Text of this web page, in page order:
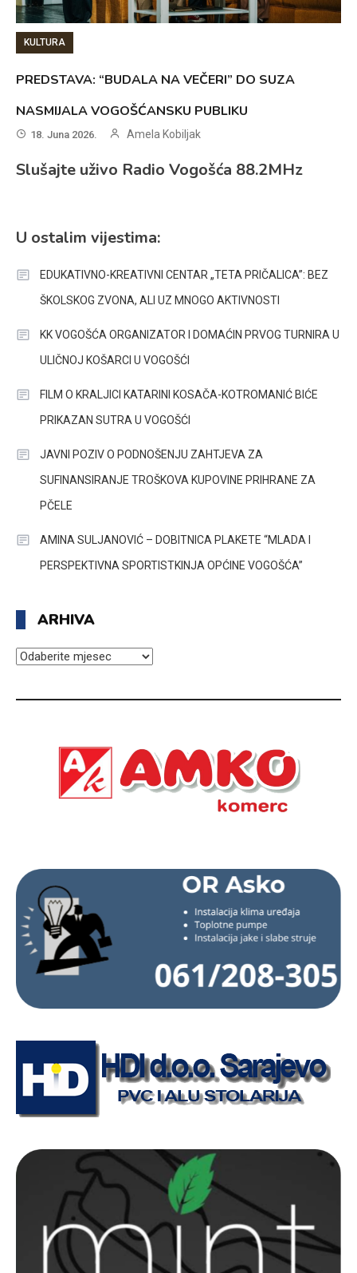
KULTURA
PREDSTAVA: “BUDALA NA VEČERI” DO SUZA
NASMIJALA VOGOŠĆANSKU PUBLIKU
18. Juna 2026. Amela Kobiljak
Slušajte uživo Radio Vogošća 88.2MHz
U ostalim vijestima:
EDUKATIVNO-KREATIVNI CENTAR „TETA PRIČALICA”: BEZ
ŠKOLSKOG ZVONA, ALI UZ MNOGO AKTIVNOSTI
KK VOGOŠĆA ORGANIZATOR I DOMAĆIN PRVOG TURNIRA U
ULIČNOJ KOŠARCI U VOGOŠĆI
FILM O KRALJICI KATARINI KOSAČA-KOTROMANIĆ BIĆE
PRIKAZAN SUTRA U VOGOŠĆI
JAVNI POZIV O PODNOŠENJU ZAHTJEVA ZA
SUFINANSIRANJE TROŠKOVA KUPOVINE PRIHRANE ZA
PČELE
AMINA SULJANOVIĆ – DOBITNICA PLAKETE “MLADA I
PERSPEKTIVNA SPORTISTKINJA OPĆINE VOGOŠĆA”
ARHIVA
ARHIVA